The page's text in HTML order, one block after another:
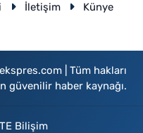
İletişim Künye
| Tüm hakları
güvenilir haber kaynağı.
TE Bilişim